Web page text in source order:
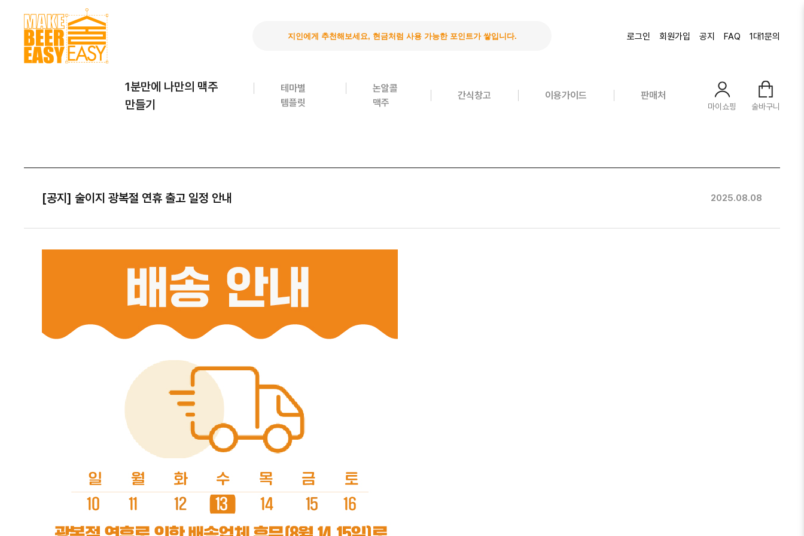
초대링크? 이렇게 활용해 보세요!
이 링크를 친구에게 추천해보세요.
🎁첫 구매: 5,000포인트
로그인 회원가입 공지 FAQ 1대1문의
1분만에 나만의 맥주
만들기
테마별
템플릿
논알콜
맥주
간식창고 이용가이드 판매처
마이쇼핑 술바구니
[공지] 술이지 광복절 연휴 출고 일정 안내 2025.08.08